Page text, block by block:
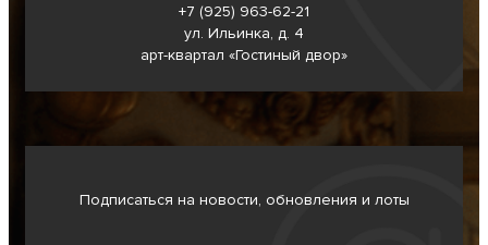
+7 (925) 963-62-21
ул. Ильинка, д. 4
арт-квартал «Гостиный двор»
Подписаться на новости, обновления и лоты